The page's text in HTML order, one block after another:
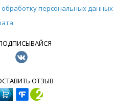
персональных данных
ОТЗЫВ